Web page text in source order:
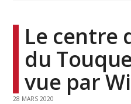
Le centre
du
vue par
28 MARS 2020